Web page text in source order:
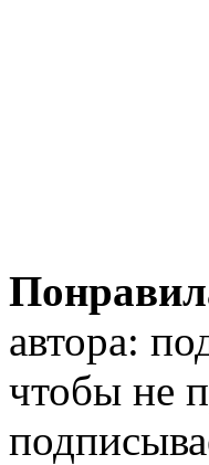
автора:
чтобы не